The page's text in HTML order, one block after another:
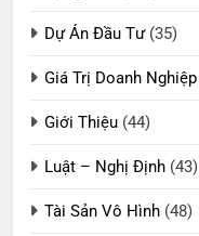
Dự Án Đầu Tư(35)
Giá Trị Doanh Nghiệp
Giới Thiệu (44)
Luật – Nghị Định (43)
Tài Sản Vô Hình (48)